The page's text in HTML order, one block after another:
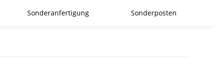
Sonderanfertigung Sonderposten